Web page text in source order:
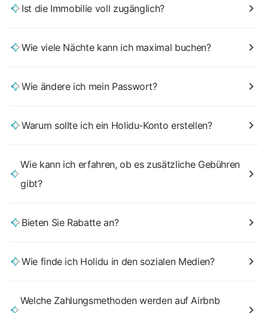
Ist die Immobilie voll zugänglich?
Wie viele Nächte kann ich maximal buchen?
Wie ändere ich mein Passwort?
Warum sollte ich ein Holidu-Konto erstellen?
Wie kann ich erfahren, ob es zusätzliche Gebühren
gibt?
Bieten Sie Rabatte an?
Wie finde ich Holidu in den sozialen Medien?
Welche Zahlungsmethoden werden auf Airbnb